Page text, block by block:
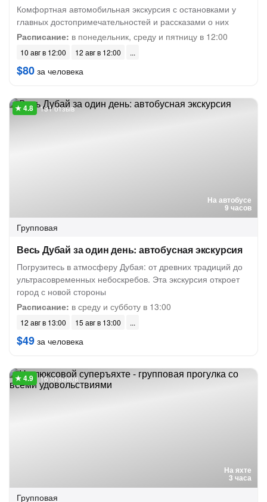
Комфортная автомобильная экскурсия с остановками у
главных достопримечательностей и рассказами о них
Расписание: в понедельник, среду и пятницу в 12:00
10 авг в 12:00 12 авг в 12:00
$80 за человека
На автобусе
9 часов
131 отзыв
Групповая
Весь Дубай за один день: автобусная экскурсия
Погрузитесь в атмосферу Дубая: от древних традиций до
ультрасовременных небоскребов. Эта экскурсия откроет
город с новой стороны
Расписание: в среду и субботу в 13:00
12 авг в 13:00 15 авг в 13:00
$49 за человека
На яхте
3 часа
16 отзывов
Групповая